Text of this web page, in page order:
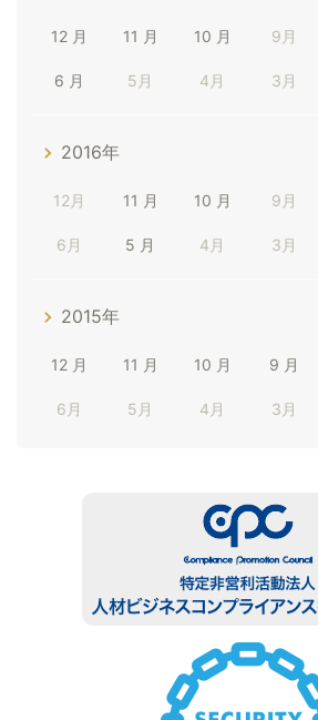
12 月 11 月 10 月 9月
6 月 5月 4月 3月
2016年
12月 11 月 10 月 9月
6月 5 月 4月 3月
2015年
12 月 11 月 10 月 9 月
6月 5月 4月 3月